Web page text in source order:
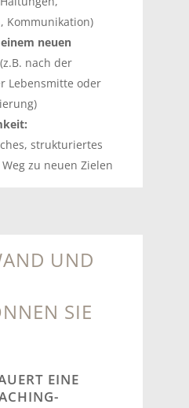
Kommunikation)
neuen
(z.B. nach der
Lebensmitte oder
strukturiertes
zu neuen Zielen
UND
SIE
EINE